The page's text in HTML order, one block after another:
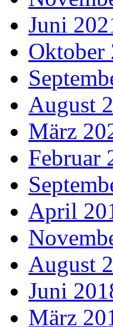
Juni
Oktober
August
März
Februar
April
August
Juni
März